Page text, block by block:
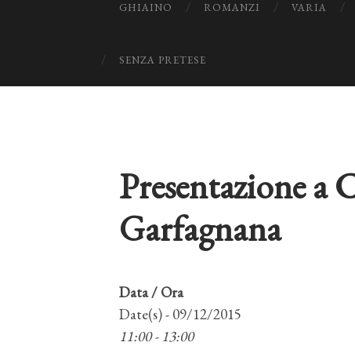
GHIAINO ROMANZI VARIA
SENZA PRETESE
Presentazione a
Garfagnana
Data / Ora
Date(s) - 09/12/2015
11:00 - 13:00